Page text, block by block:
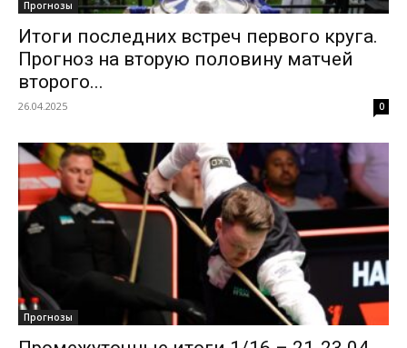
Прогнозы
Итоги последних встреч первого круга.
Прогноз на вторую половину матчей
второго...
26.04.2025 0
Прогнозы